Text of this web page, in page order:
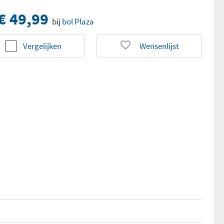
49,99 bij bol Plaza
Vergelijken Wensenlijst